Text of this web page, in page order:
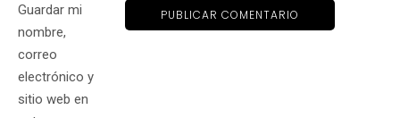
Guardar mi
nombre,
correo
electrónico y
sitio web en